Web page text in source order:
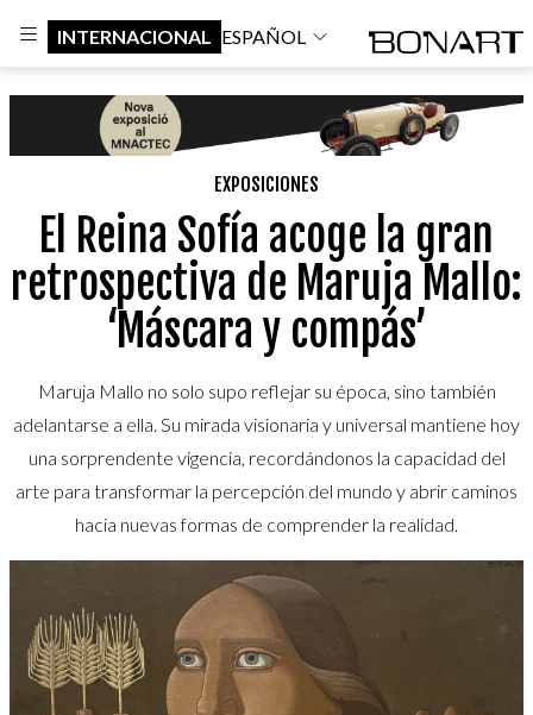
INTERNACIONAL ESPAÑOL
EXPOSICIONES
El Reina Sofía acoge la gran
retrospectiva de Maruja Mallo:
‘Máscara y compás’
Maruja Mallo no solo supo reflejar su época, sino también
adelantarse a ella. Su mirada visionaria y universal mantiene hoy
una sorprendente vigencia, recordándonos la capacidad del
arte para transformar la percepción del mundo y abrir caminos
hacia nuevas formas de comprender la realidad.